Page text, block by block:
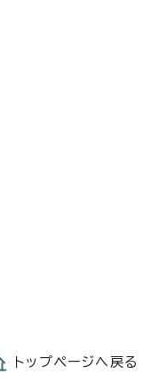
トップページへ戻る